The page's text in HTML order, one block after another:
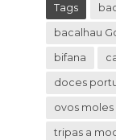
Tags
bacalhau
bifana
doces
ovos
tripas a